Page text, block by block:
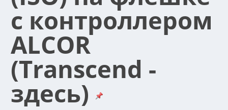
с контроллером
ALCOR
(Transcend -
здесь)